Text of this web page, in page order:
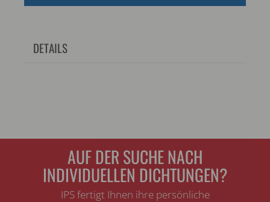
DETAILS
AUF DER SUCHE NACH
INDIVIDUELLEN DICHTUNGEN?
IPS fertigt Ihnen ihre persönliche